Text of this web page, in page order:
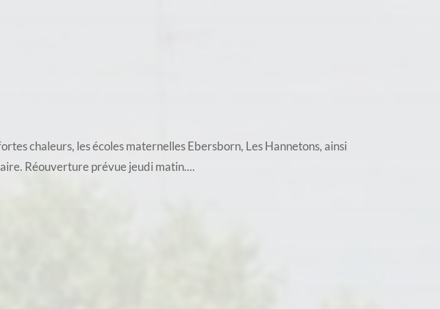
chaleurs, les écoles maternelles Ebersborn, Les Hannetons, ainsi
Réouverture prévue jeudi matin....